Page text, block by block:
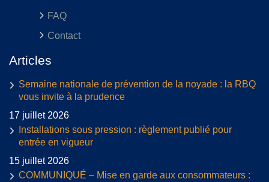
FAQ
Contact
Articles
Semaine nationale de prévention de la noyade : la RBQ
vous invite à la prudence
17 juillet 2026
Installations sous pression : règlement publié pour
entrée en vigueur
15 juillet 2026
COMMUNIQUÉ – Mise en garde aux consommateurs :